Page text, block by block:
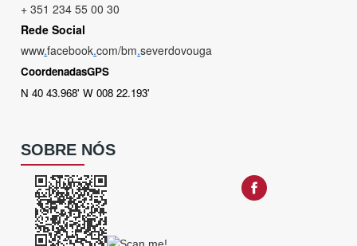
+ 351 234 55 00 30
Rede Social
www.facebook.com/bm.severdovouga
CoordenadasGPS
N 40 43.968' W 008 22.193'
SOBRE NÓS